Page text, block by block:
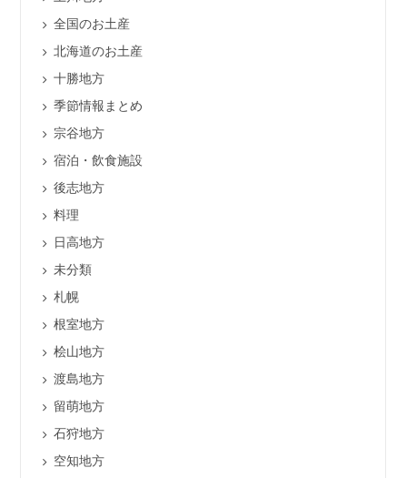
全国のお土産
北海道のお土産
十勝地方
季節情報まとめ
宗谷地方
宿泊・飲食施設
後志地方
料理
日高地方
未分類
札幌
根室地方
桧山地方
渡島地方
留萌地方
石狩地方
空知地方